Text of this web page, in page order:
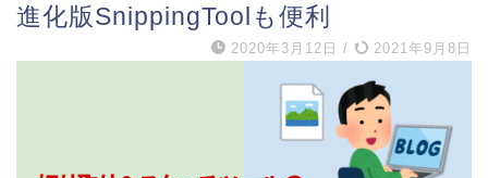
進化版SnippingToolも便利
2020年3月12日 / 2021年9月8日